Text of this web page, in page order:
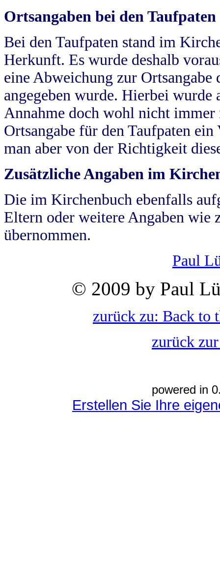
Ortsangaben bei den Taufpaten
Bei den Taufpaten stand im
Herkunft. Es wurde deshalb
eine Abweichung zur
angegeben wurde. Hierbei wurde
Annahme doch wohl nicht
Ortsangabe für den Taufpaten
man aber von der Richtigkeit
Zusätzliche Angaben im
Die im Kirchenbuch ebenfalls
Eltern oder weitere Angaben wie
übernommen.
Paul
© 2009 by Paul
zurück zu: Back to
zurück
powered in
Erstellen Sie Ihre